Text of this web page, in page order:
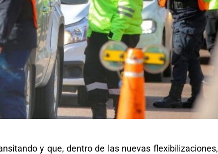
y que, dentro de las nuevas flexibilizaciones,